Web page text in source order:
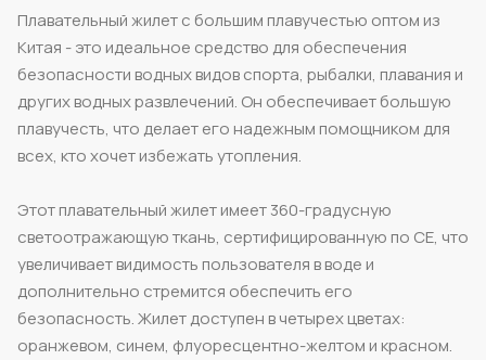
Плавательный жилет с большим плавучестью оптом из
Китая - это идеальное средство для обеспечения
безопасности водных видов спорта, рыбалки, плавания и
других водных развлечений. Он обеспечивает большую
плавучесть, что делает его надежным помощником для
всех, кто хочет избежать утопления.
Этот плавательный жилет имеет 360-градусную
светоотражающую ткань, сертифицированную по CE, что
увеличивает видимость пользователя в воде и
дополнительно стремится обеспечить его
безопасность. Жилет доступен в четырех цветах:
оранжевом, синем, флуоресцентно-желтом и красном.